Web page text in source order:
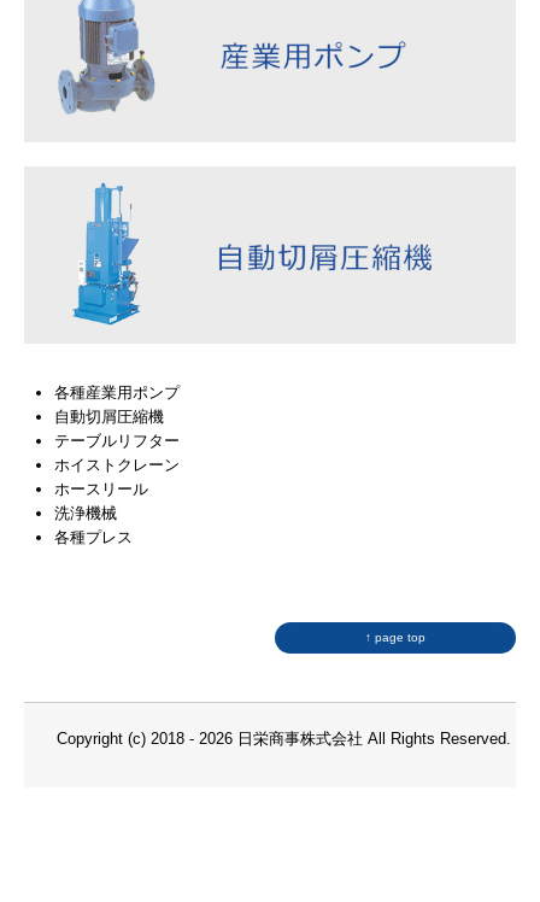
各種産業用ポンプ
自動切屑圧縮機
テーブルリフター
ホイストクレーン
ホースリール
洗浄機械
各種プレス
↑ page top
Copyright (c) 2018 - 2026 日栄商事株式会社 All Rights Reserved.